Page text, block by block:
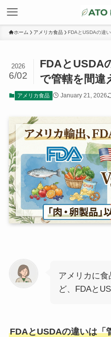
ホーム アメリカ食品 FDAとUSDAの違
FDAとUSDA
で管轄を間違
2026
6/02
アメリカ食品 January 21, 2026
アメリカに
ど、FDAと
FDAとUSDAの違いは「